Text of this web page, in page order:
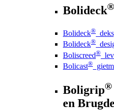
Bolideck®
Bolideck®
Bolideck®
Boliscreed®
Bolicast®
Boligrip®
en